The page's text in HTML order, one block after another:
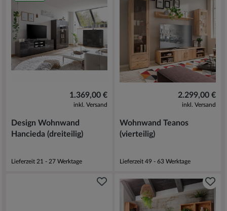
1.369,00 €
inkl. Versand
Design Wohnwand
Hancieda (dreiteilig)
Lieferzeit 21 - 27 Werktage
2.299,00 €
inkl. Versand
Wohnwand Teanos
(vierteilig)
Lieferzeit 49 - 63 Werktage